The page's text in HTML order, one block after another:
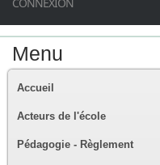
Menu
Accueil
Acteurs de l'école
Pédagogie - Règlement